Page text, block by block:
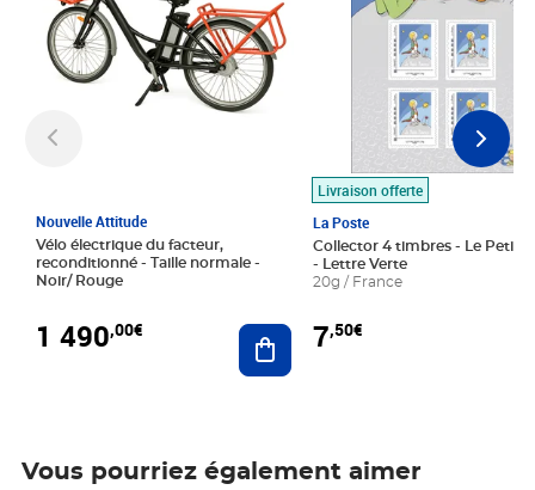
Nouvelle Attitude
Vélo électrique du facteur,
reconditionné - Taille normale -
Noir/ Rouge
1 490,00€ Ajouter au panier
Livraison offerte
La Poste
Collector 4 timbres - Le Petit
- Lettre Verte
20g / France
7,50€
Vous pourriez également aimer